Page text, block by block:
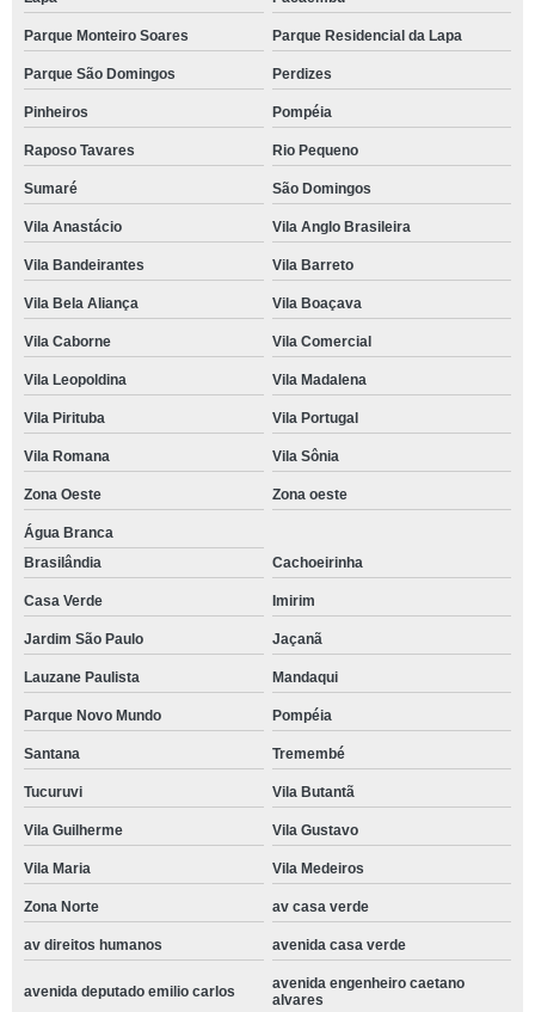
Parque Monteiro Soares Parque Residencial da Lapa
Parque São Domingos Perdizes
Pinheiros Pompéia
Raposo Tavares Rio Pequeno
Sumaré São Domingos
Vila Anastácio Vila Anglo Brasileira
Vila Bandeirantes Vila Barreto
Vila Bela Aliança Vila Boaçava
Vila Caborne Vila Comercial
Vila Leopoldina Vila Madalena
Vila Pirituba Vila Portugal
Vila Romana Vila Sônia
Zona Oeste Zona oeste
Água Branca
Brasilândia
Cachoeirinha
Casa Verde Imirim
Jardim São Paulo Jaçanã
Lauzane Paulista Mandaqui
Parque Novo Mundo Pompéia
Santana Tremembé
Tucuruvi Vila Butantã
Vila Guilherme Vila Gustavo
Vila Maria Vila Medeiros
Zona Norte av casa verde
av direitos humanos avenida casa verde
avenida deputado emilio carlos
avenida engenheiro caetano
alvares